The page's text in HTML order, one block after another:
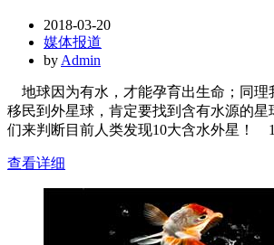
2018-03-20
媒体报道
byAdmin
地球因为有水，才能孕育出生命；同理
移民到外星球，肯定要找到含有水源的星
们来判断目前人类发现10大含水外星！
查看详细